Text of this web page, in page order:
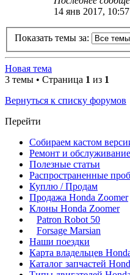
14 янв 2017, 10:57
Показать темы за:
Новая тема
3 темы • Страница 1 из 1
Вернуться к списку форумов
Перейти
Собираем кастом
Ремонт и обслуживание
Полезные статьи
Распространенные
Куплю / Продам
Продажа Honda Zoomer
Клоны Honda Zoomer
Patron Robot 50
Forsage Marsian
Наши поездки
Карта владельцев
Каталог запчастей